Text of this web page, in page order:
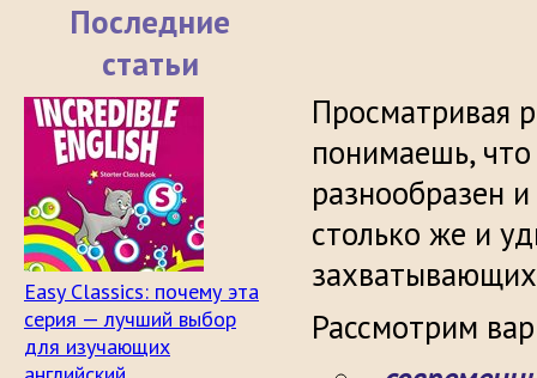
Последние
статьи
Easy Classics: почему эта
серия — лучший выбор
для изучающих
Просматривая
понимаешь,
разнообразен
столько же и
Рассмотрим